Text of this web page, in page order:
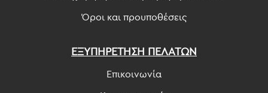
Όροι και προυποθέσεις
ΕΞΥΠΗΡΕΤΗΣΗ ΠΕΛΑΤΩΝ
Επικοινωνία